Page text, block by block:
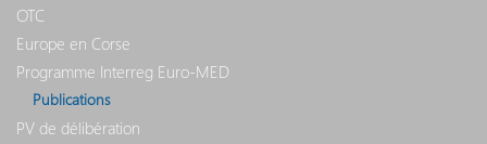
OTC
Europe en Corse
Programme Interreg Euro-MED
Publications
PV de délibération